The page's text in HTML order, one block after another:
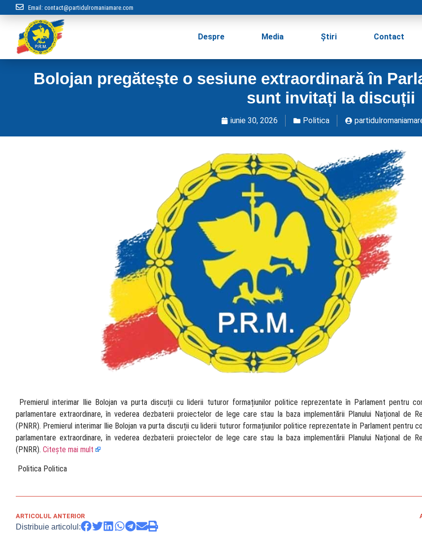
Email: contact@partidulromaniamare.com
Despre Media Știri Contact
Bolojan pregătește o sesiune extraordinară în
sunt invitați la discuții
iunie 30, 2026 Politica
Premierul interimar Ilie Bolojan va purta discuții cu liderii tuturor formațiunilor politice reprezentate în Parlament pentru
parlamentare extraordinare, în vederea dezbaterii proiectelor de lege care stau la baza implementării Planului Național de
(PNRR). Premierul interimar Ilie Bolojan va purta discuții cu liderii tuturor formațiunilor politice reprezentate în Parlament pentru
parlamentare extraordinare, în vederea dezbaterii proiectelor de lege care stau la baza implementării Planului Național de
(PNRR). Citește mai mult
​ Politica Politica
ARTICOLUL ANTERIOR
Distribuie articolul: